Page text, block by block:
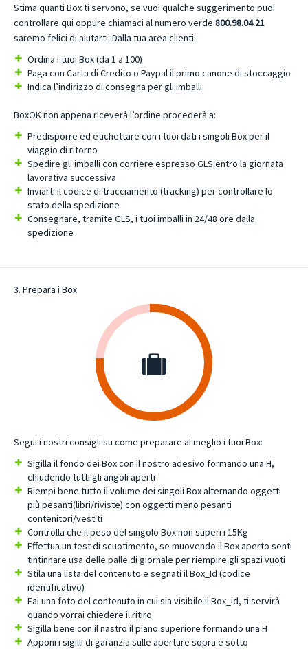
Stima quanti Box ti servono, se vuoi qualche suggerimento puoi
controllare qui oppure chiamaci al numero verde 800.98.04.21
saremo felici di aiutarti. Dalla tua area clienti:
Ordina i tuoi Box (da 1 a 100)
Paga con Carta di Credito o Paypal il primo canone di stoccaggio
Indica l’indirizzo di consegna per gli imballi
BoxOK non appena riceverà l’ordine procederà a:
Predisporre ed etichettare con i tuoi dati i singoli Box per il
viaggio di ritorno
Spedire gli imballi con corriere espresso GLS entro la giornata
lavorativa successiva
Inviarti il codice di tracciamento (tracking) per controllare lo
stato della spedizione
Consegnare, tramite GLS, i tuoi imballi in 24/48 ore dalla
spedizione
3. Prepara i Box
Segui i nostri consigli su come preparare al meglio i tuoi Box:
Sigilla il fondo dei Box con il nostro adesivo formando una H,
chiudendo tutti gli angoli aperti
Riempi bene tutto il volume dei singoli Box alternando oggetti
più pesanti(libri/riviste) con oggetti meno pesanti
contenitori/vestiti
Controlla che il peso del singolo Box non superi i 15Kg
Effettua un test di scuotimento, se muovendo il Box aperto senti
tintinnare usa delle palle di giornale per riempire gli spazi vuoti
Stila una lista del contenuto e segnati il Box_Id (codice
identificativo)
Fai una foto del contenuto in cui sia visibile il Box_id, ti servirà
quando vorrai chiedere il ritiro
Sigilla bene con il nastro il piano superiore formando una H
Apponi i sigilli di garanzia sulle aperture sopra e sotto